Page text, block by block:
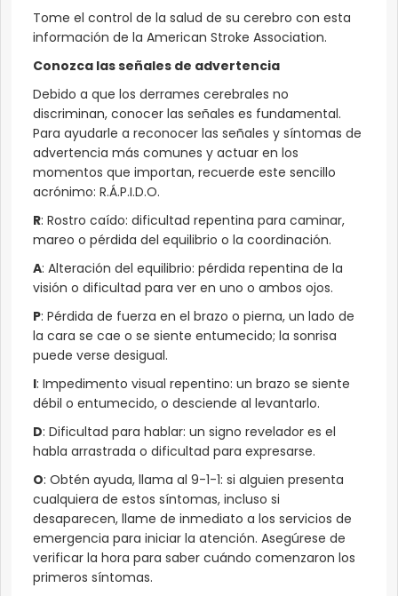
Tome el control de la salud de su cerebro con esta
información de la American Stroke Association.
Conozca las señales de advertencia
Debido a que los derrames cerebrales no
discriminan, conocer las señales es fundamental.
Para ayudarle a reconocer las señales y síntomas de
advertencia más comunes y actuar en los
momentos que importan, recuerde este sencillo
acrónimo: R.Á.P.I.D.O.
R: Rostro caído: dificultad repentina para caminar,
mareo o pérdida del equilibrio o la coordinación.
A: Alteración del equilibrio: pérdida repentina de la
visión o dificultad para ver en uno o ambos ojos.
P: Pérdida de fuerza en el brazo o pierna, un lado de
la cara se cae o se siente entumecido; la sonrisa
puede verse desigual.
I: Impedimento visual repentino: un brazo se siente
débil o entumecido, o desciende al levantarlo.
D: Dificultad para hablar: un signo revelador es el
habla arrastrada o dificultad para expresarse.
O: Obtén ayuda, llama al 9-1-1: si alguien presenta
cualquiera de estos síntomas, incluso si
desaparecen, llame de inmediato a los servicios de
emergencia para iniciar la atención. Asegúrese de
verificar la hora para saber cuándo comenzaron los
primeros síntomas.